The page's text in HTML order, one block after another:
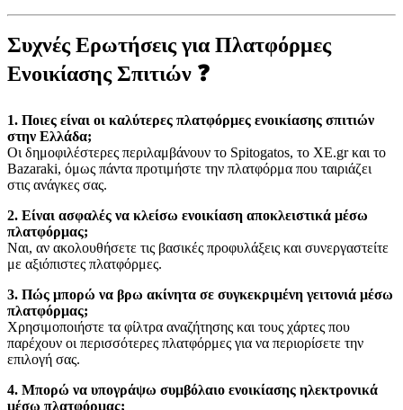
Συχνές Ερωτήσεις για Πλατφόρμες
Ενοικίασης Σπιτιών ❓
1. Ποιες είναι οι καλύτερες πλατφόρμες ενοικίασης σπιτιών
στην Ελλάδα;
Οι δημοφιλέστερες περιλαμβάνουν το Spitogatos, το XE.gr και το
Bazaraki, όμως πάντα προτιμήστε την πλατφόρμα που ταιριάζει
στις ανάγκες σας.
2. Είναι ασφαλές να κλείσω ενοικίαση αποκλειστικά μέσω
πλατφόρμας;
Ναι, αν ακολουθήσετε τις βασικές προφυλάξεις και συνεργαστείτε
με αξιόπιστες πλατφόρμες.
3. Πώς μπορώ να βρω ακίνητα σε συγκεκριμένη γειτονιά μέσω
πλατφόρμας;
Χρησιμοποιήστε τα φίλτρα αναζήτησης και τους χάρτες που
παρέχουν οι περισσότερες πλατφόρμες για να περιορίσετε την
επιλογή σας.
4. Μπορώ να υπογράψω συμβόλαιο ενοικίασης ηλεκτρονικά
μέσω πλατφόρμας;